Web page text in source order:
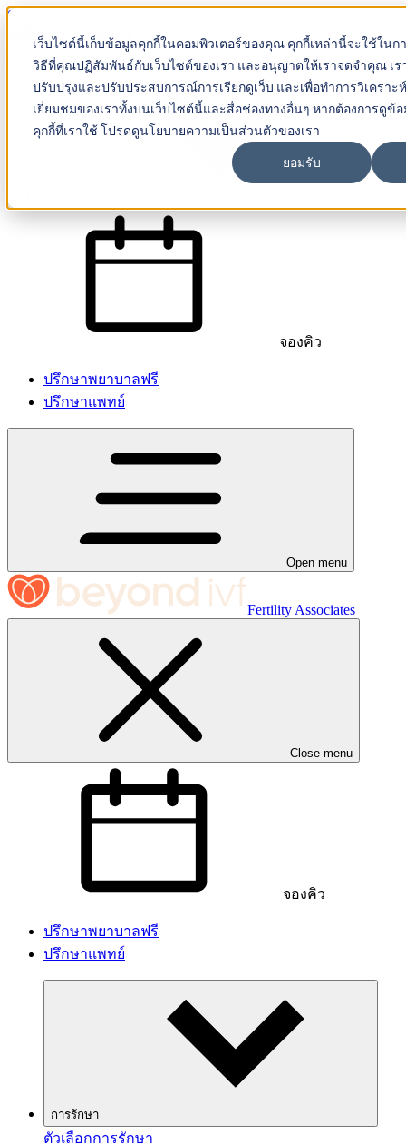
เว็บไซต์นี้เก็บข้อมูลคุกกี้ในคอมพิวเตอร์ของคุณ คุกกี้เหล่านี้จะใช้ในก
วิธีที่คุณปฏิสัมพันธ์กับเว็บไซต์ของเรา และอนุญาตให้เราจดจำคุณ เร
ปรับปรุงและปรับประสบการณ์การเรียกดูเว็บ และเพื่อทำการวิเครา
เยี่ยมชมของเราทั้งบนเว็บไซต์นี้และสื่อช่องทางอื่นๆ หากต้องการดูข้อ
คุกกี้ที่เราใช้ โปรดดูนโยบายความเป็นส่วนตัวของเรา
ยอมรับ
Skip to content
Beyond IVF
จองคิว
ปรึกษาพยาบาลฟรี
ปรึกษาแพทย์
Open menu
Fertility Associates
Close menu
จองคิว
ปรึกษาพยาบาลฟรี
ปรึกษาแพทย์
การรักษา
ตัวเลือกการรักษา